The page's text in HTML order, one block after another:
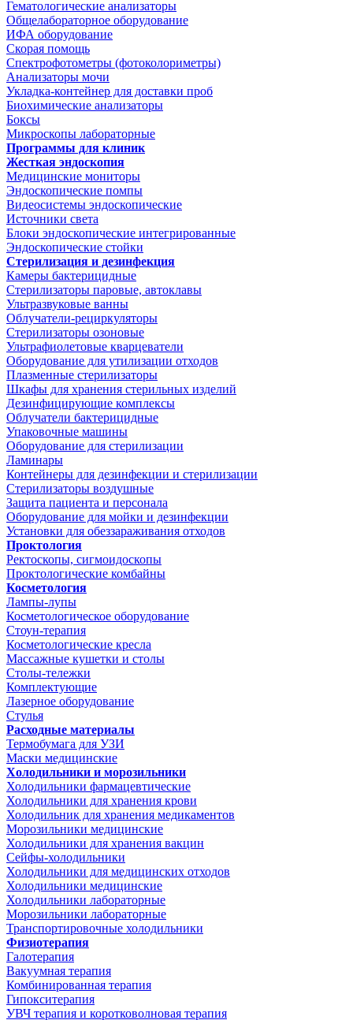
Гематологические анализаторы
Общелабораторное оборудование
ИФА оборудование
Скорая помощь
Спектрофотометры (фотоколориметры)
Анализаторы мочи
Укладка-контейнер для доставки проб
Биохимические анализаторы
Боксы
Микроскопы лабораторные
Программы для клиник
Жесткая эндоскопия
Медицинские мониторы
Эндоскопические помпы
Видеосистемы эндоскопические
Источники света
Блоки эндоскопические интегрированные
Эндоскопические стойки
Стерилизация и дезинфекция
Камеры бактерицидные
Стерилизаторы паровые, автоклавы
Ультразвуковые ванны
Облучатели-рециркуляторы
Стерилизаторы озоновые
Ультрафиолетовые кварцеватели
Оборудование для утилизации отходов
Плазменные стерилизаторы
Шкафы для хранения стерильных изделий
Дезинфицирующие комплексы
Облучатели бактерицидные
Упаковочные машины
Оборудование для стерилизации
Ламинары
Контейнеры для дезинфекции и стерилизации
Стерилизаторы воздушные
Защита пациента и персонала
Оборудование для мойки и дезинфекции
Установки для обеззараживания отходов
Проктология
Ректоскопы, сигмоидоскопы
Проктологические комбайны
Косметология
Лампы-лупы
Косметологическое оборудование
Стоун-терапия
Косметологические кресла
Массажные кушетки и столы
Столы-тележки
Комплектующие
Лазерное оборудование
Стулья
Расходные материалы
Термобумага для УЗИ
Маски медицинские
Холодильники и морозильники
Холодильники фармацевтические
Холодильники для хранения крови
Холодильник для хранения медикаментов
Морозильники медицинские
Холодильники для хранения вакцин
Сейфы-холодильники
Холодильники для медицинских отходов
Холодильники медицинские
Холодильники лабораторные
Морозильники лабораторные
Транспортировочные холодильники
Физиотерапия
Галотерапия
Вакуумная терапия
Комбинированная терапия
Гипокситерапия
УВЧ терапия и коротковолновая терапия